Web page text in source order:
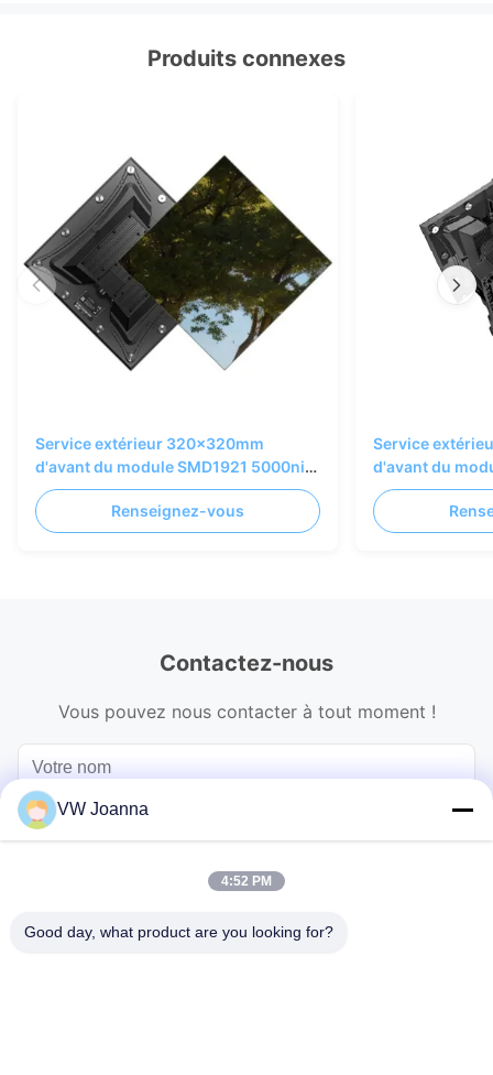
Produits connexes
Service extérieur 320x320mm
d'avant du module SMD1921 5000nits
IP67 d'affichage à LED P4
Renseignez-vous
Service
d'avant du
d'affichage à
Contactez-nous
Vous pouvez nous contacter à tout moment !
VW Joanna
4:52 PM
Good day, what product are you looking for?